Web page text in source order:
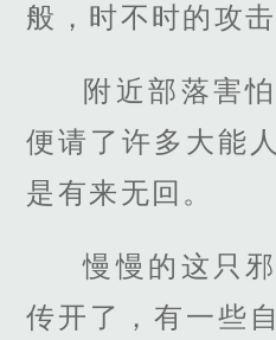
般，时不时的攻
附近部落害
便请了许多大能
是有来无回。
慢慢的这只
传开了，有一些